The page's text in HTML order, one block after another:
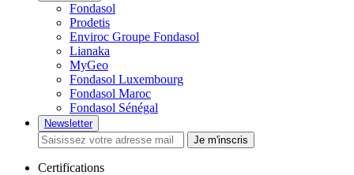
Fondasol
Prodetis
Enviroc Groupe Fondasol
Lianaka
MyGeo
Fondasol Luxembourg
Fondasol Maroc
Fondasol Sénégal
Newsletter
Je m'inscris
Certifications